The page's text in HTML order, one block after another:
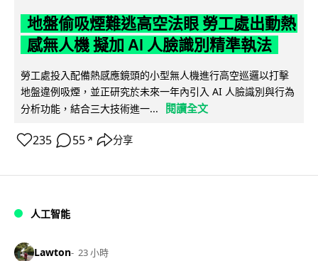
地盤偷吸煙難逃高空法眼 勞工處出動熱
感無人機 擬加 AI 人臉識別精準執法
勞工處投入配備熱感應鏡頭的小型無人機進行高空巡邏以打擊
地盤違例吸煙，並正研究於未來一年內引入 AI 人臉識別與行為
分析功能，結合三大技術進一...
閱讀全文
235 55 ↗ 分享
人工智能
Lawton 23 小時